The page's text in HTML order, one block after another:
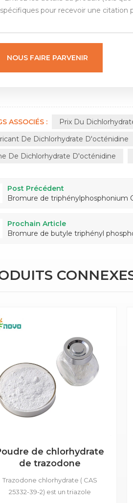
ASSOCIÉS : Prix ​​​​du
De Dichlorhydrate D'octénidine
De Dichlorhydrate D'octénidine
Post Précédent
Bromure de triphénylphosphonium
Prochain Article
Bromure de butyle triphényl
de chlorhydrate
de trazodone
Trazodone chlorhydrate ( CAS
25332-39-2) est un triazole